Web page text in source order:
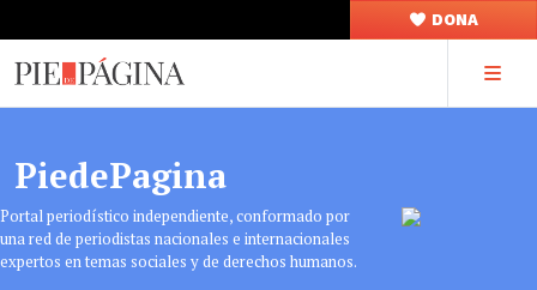
DONA
PiedePagina
Portal periodístico independiente, conformado por
una red de periodistas nacionales e internacionales
expertos en temas sociales y de derechos humanos.